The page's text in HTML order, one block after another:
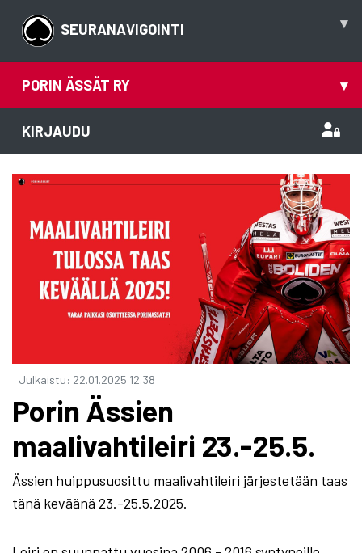
SEURANAVIGOINTI ▾
PORIN ÄSSÄT RY ▾
KIRJAUDU
Julkaistu: 22.01.2025 12.38
Porin Ässien
maalivahtileiri 23.-25.5.
Ässien huippusuosittu maalivahtileiri järjestetään taas
tänä keväänä 23.-25.5.2025.